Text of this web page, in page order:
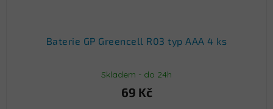
Baterie GP Greencell R03 typ AAA 4 ks
Skladem - do 24h
69 Kč